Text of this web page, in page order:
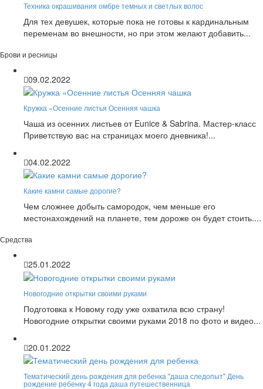
Техника окрашивания омбре темных и светлых волос
Для тех девушек, которые пока не готовы к кардинальным
переменам во внешности, но при этом желают добавить...
Брови и ресницы
09.02.2022
Кружка «Осенние листья Осенняя чашка
Чаша из осенних листьев от Eunice & Sabrina. Мастер-класс
Приветствую вас на страницах моего дневника!...
04.02.2022
Какие камни самые дорогие?
Чем сложнее добыть самородок, чем меньше его
местонахождений на планете, тем дороже он будет стоить....
Средства
25.01.2022
Новогодние открытки своими руками
Подготовка к Новому году уже охватила всю страну!
Новогодние открытки своими руками 2018 по фото и видео...
20.01.2022
Тематический день рождения для ребенка "даша следопыт" День
рождение ребенку 4 года даша путешественница